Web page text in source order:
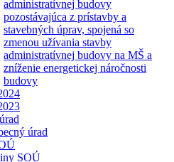
administratívnej budovy
pozostávajúca z prístavby a
stavebných úprav, spojená so
zmenou užívania stavby
administratívnej budovy na MŠ a
zníženie energetickej náročnosti
budovy
úrad
SOÚ